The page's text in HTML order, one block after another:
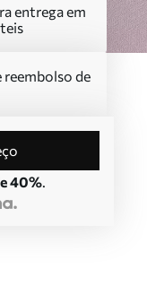
entrega em
reembolso de
40%.